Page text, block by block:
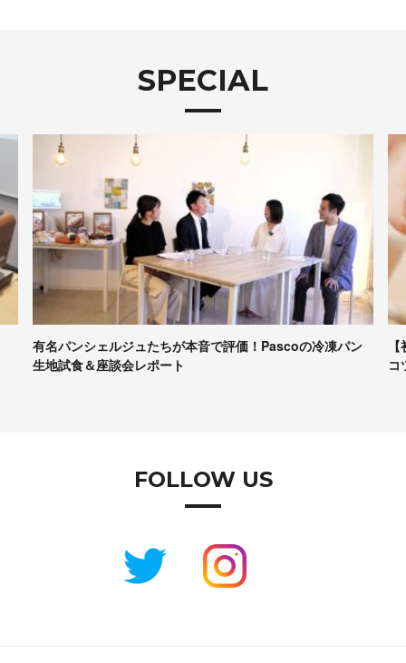
SPECIAL
【初心者向け】パンづくりの最低限の道具、かかる時間、
コツなど……専門家に聞きま…
FOLLOW US